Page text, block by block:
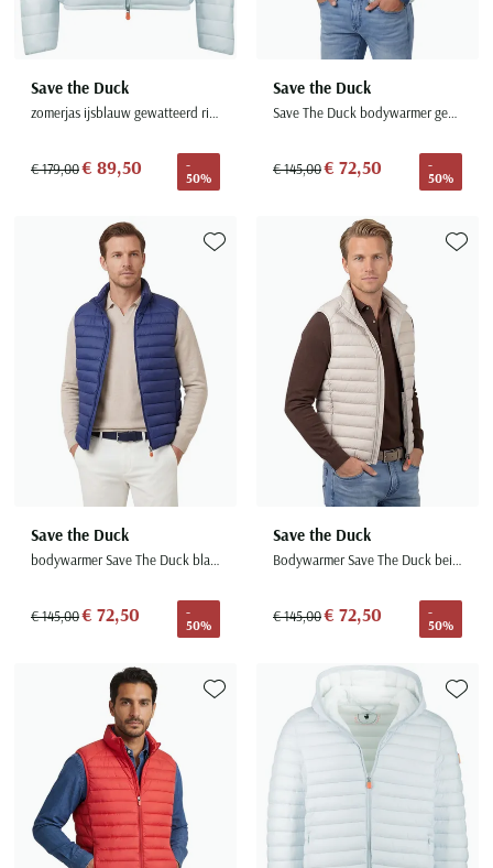
Save the Duck
zomerjas ijsblauw gewatteerd ritszakken
€ 179,00€ 89,50
-
50%
Save the Duck
Save The Duck bodywarmer gewatteerd ijsblauw
€ 145,00€ 72,50
-
50%
Save the Duck
bodywarmer Save The Duck blauw gewatteerd rits
€ 145,00€ 72,50
-
50%
Toevoegen aan favorieten
Save the Duck
Bodywarmer Save The Duck beige gewatteerd rits
€ 145,00€ 72,50
-
50%
Toevoegen aan favorieten